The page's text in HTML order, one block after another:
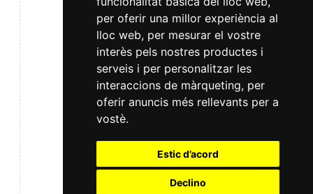
per oferir una millor experiència al
lloc web, per mesurar el vostre
interès pels nostres productes i
serveis i per personalitzar les
interaccions de màrqueting, per
oferir anuncis més rellevants per a
vostè.
Estic d’acord
Declino